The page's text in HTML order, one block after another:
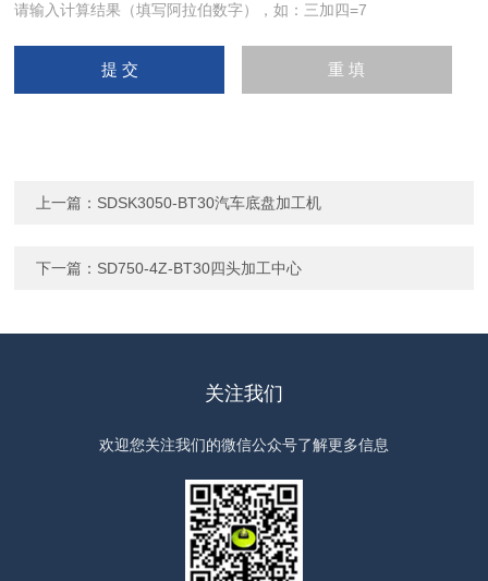
请输入计算结果（填写阿拉伯数字），如：三加四=7
上一篇： SDSK3050-BT30汽车底盘加工机
下一篇： SD750-4Z-BT30四头加工中心
关注我们
欢迎您关注我们的微信公众号了解更多信息